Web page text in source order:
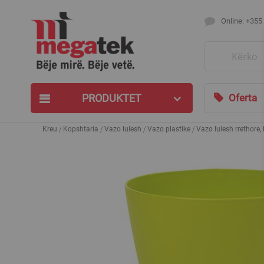
Online:
PRODUKTET Oferta
Kreu Kopshtaria Vazo lulesh Vazo plastike Vazo lulesh rrethore,